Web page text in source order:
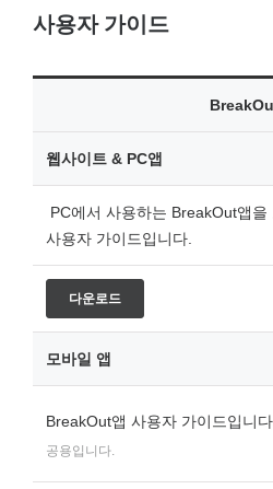
사용자 가이드
웹사이트 & PC앱
PC에서 사용하는 BreakOut앱
사용자 가이드입니다.
다운로드
모바일 앱
BreakOut앱 사용자 가이드입니다.
공용입니다.